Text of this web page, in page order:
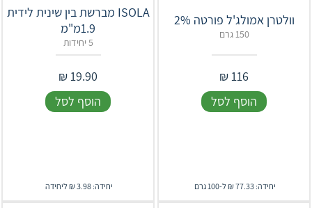
וולטרן אמולג'ל פורטה 2%
150 גרם
116
₪
הוסף לסל
יחידה: 77.33 ₪ ל-100 גרם
ISOLA מברשת בין שינית לידית
1.9מ"מ
5 יחידות
19.90
₪
הוסף לסל
יחידה: 3.98 ₪ ליחידה